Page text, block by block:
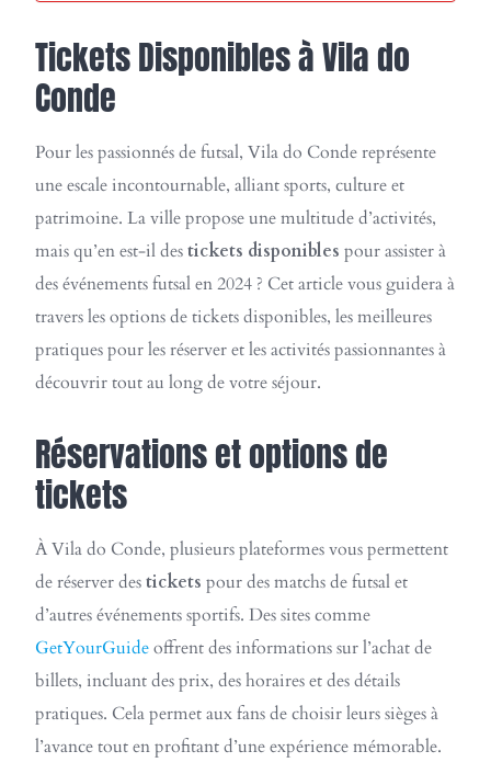
Tickets Disponibles à Vila do
Conde
Pour les passionnés de futsal, Vila do Conde représente
une escale incontournable, alliant sports, culture et
patrimoine. La ville propose une multitude d’activités,
mais qu’en est-il destickets disponibles pour assister à
des événements futsal en 2024 ? Cet article vous guidera à
travers les options de tickets disponibles, les meilleures
pratiques pour les réserver et les activités passionnantes à
découvrir tout au long de votre séjour.
Réservations et options de
tickets
À Vila do Conde, plusieurs plateformes vous permettent
de réserver destickets pour des matchs de futsal et
d’autres événements sportifs. Des sites comme
GetYourGuideoffrent des informations sur l’achat de
billets, incluant des prix, des horaires et des détails
pratiques. Cela permet aux fans de choisir leurs sièges à
l’avance tout en profitant d’une expérience mémorable.